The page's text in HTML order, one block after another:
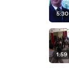
5:30
1:59